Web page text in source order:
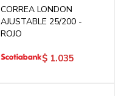
CORREA LONDON
AJUSTABLE 25/200 -
ROJO
$ 1.035